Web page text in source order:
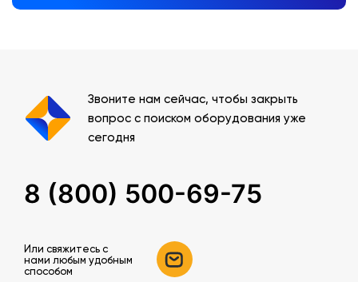
Звоните нам сейчас, чтобы закрыть
вопрос с поиском оборудования уже
сегодня
8 (800) 500-69-75
Или свяжитесь c
нами любым удобным
способом